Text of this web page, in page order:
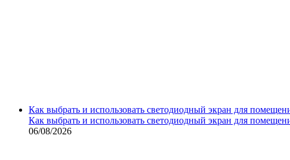
Как выбрать и использовать светодиодный экран для
Как выбрать и использовать светодиодный экран для
06/08/2026